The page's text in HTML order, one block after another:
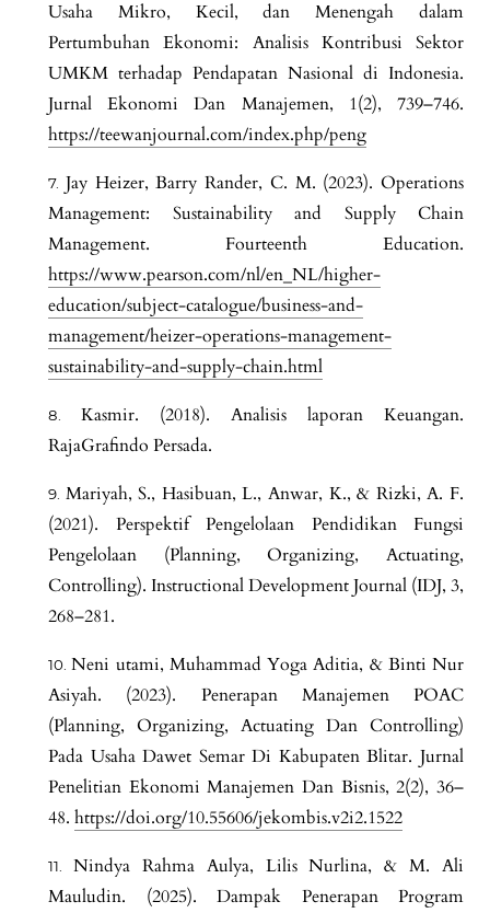
Usaha Mikro, Kecil, dan Menengah dalam
Pertumbuhan Ekonomi: Analisis Kontribusi Sektor
UMKM terhadap Pendapatan Nasional di Indonesia.
Jurnal Ekonomi Dan Manajemen, 1(2), 739–746.
https://teewanjournal.com/index.php/peng
Jay Heizer, Barry Rander, C. M. (2023). Operations
Management: Sustainability and Supply Chain
Management. Fourteenth Education.
https://www.pearson.com/nl/en_NL/higher-
education/subject-catalogue/business-and-
management/heizer-operations-management-
sustainability-and-supply-chain.html
Kasmir. (2018). Analisis laporan Keuangan.
RajaGrafindo Persada.
Mariyah, S., Hasibuan, L., Anwar, K., & Rizki, A. F.
(2021). Perspektif Pengelolaan Pendidikan Fungsi
Pengelolaan (Planning, Organizing, Actuating,
Controlling). Instructional Development Journal (IDJ, 3,
268–281.
Neni utami, Muhammad Yoga Aditia, & Binti Nur
Asiyah. (2023). Penerapan Manajemen POAC
(Planning, Organizing, Actuating Dan Controlling)
Pada Usaha Dawet Semar Di Kabupaten Blitar. Jurnal
Penelitian Ekonomi Manajemen Dan Bisnis, 2(2), 36–
48. https://doi.org/10.55606/jekombis.v2i2.1522
Nindya Rahma Aulya, Lilis Nurlina, & M. Ali
Mauludin. (2025). Dampak Penerapan Program